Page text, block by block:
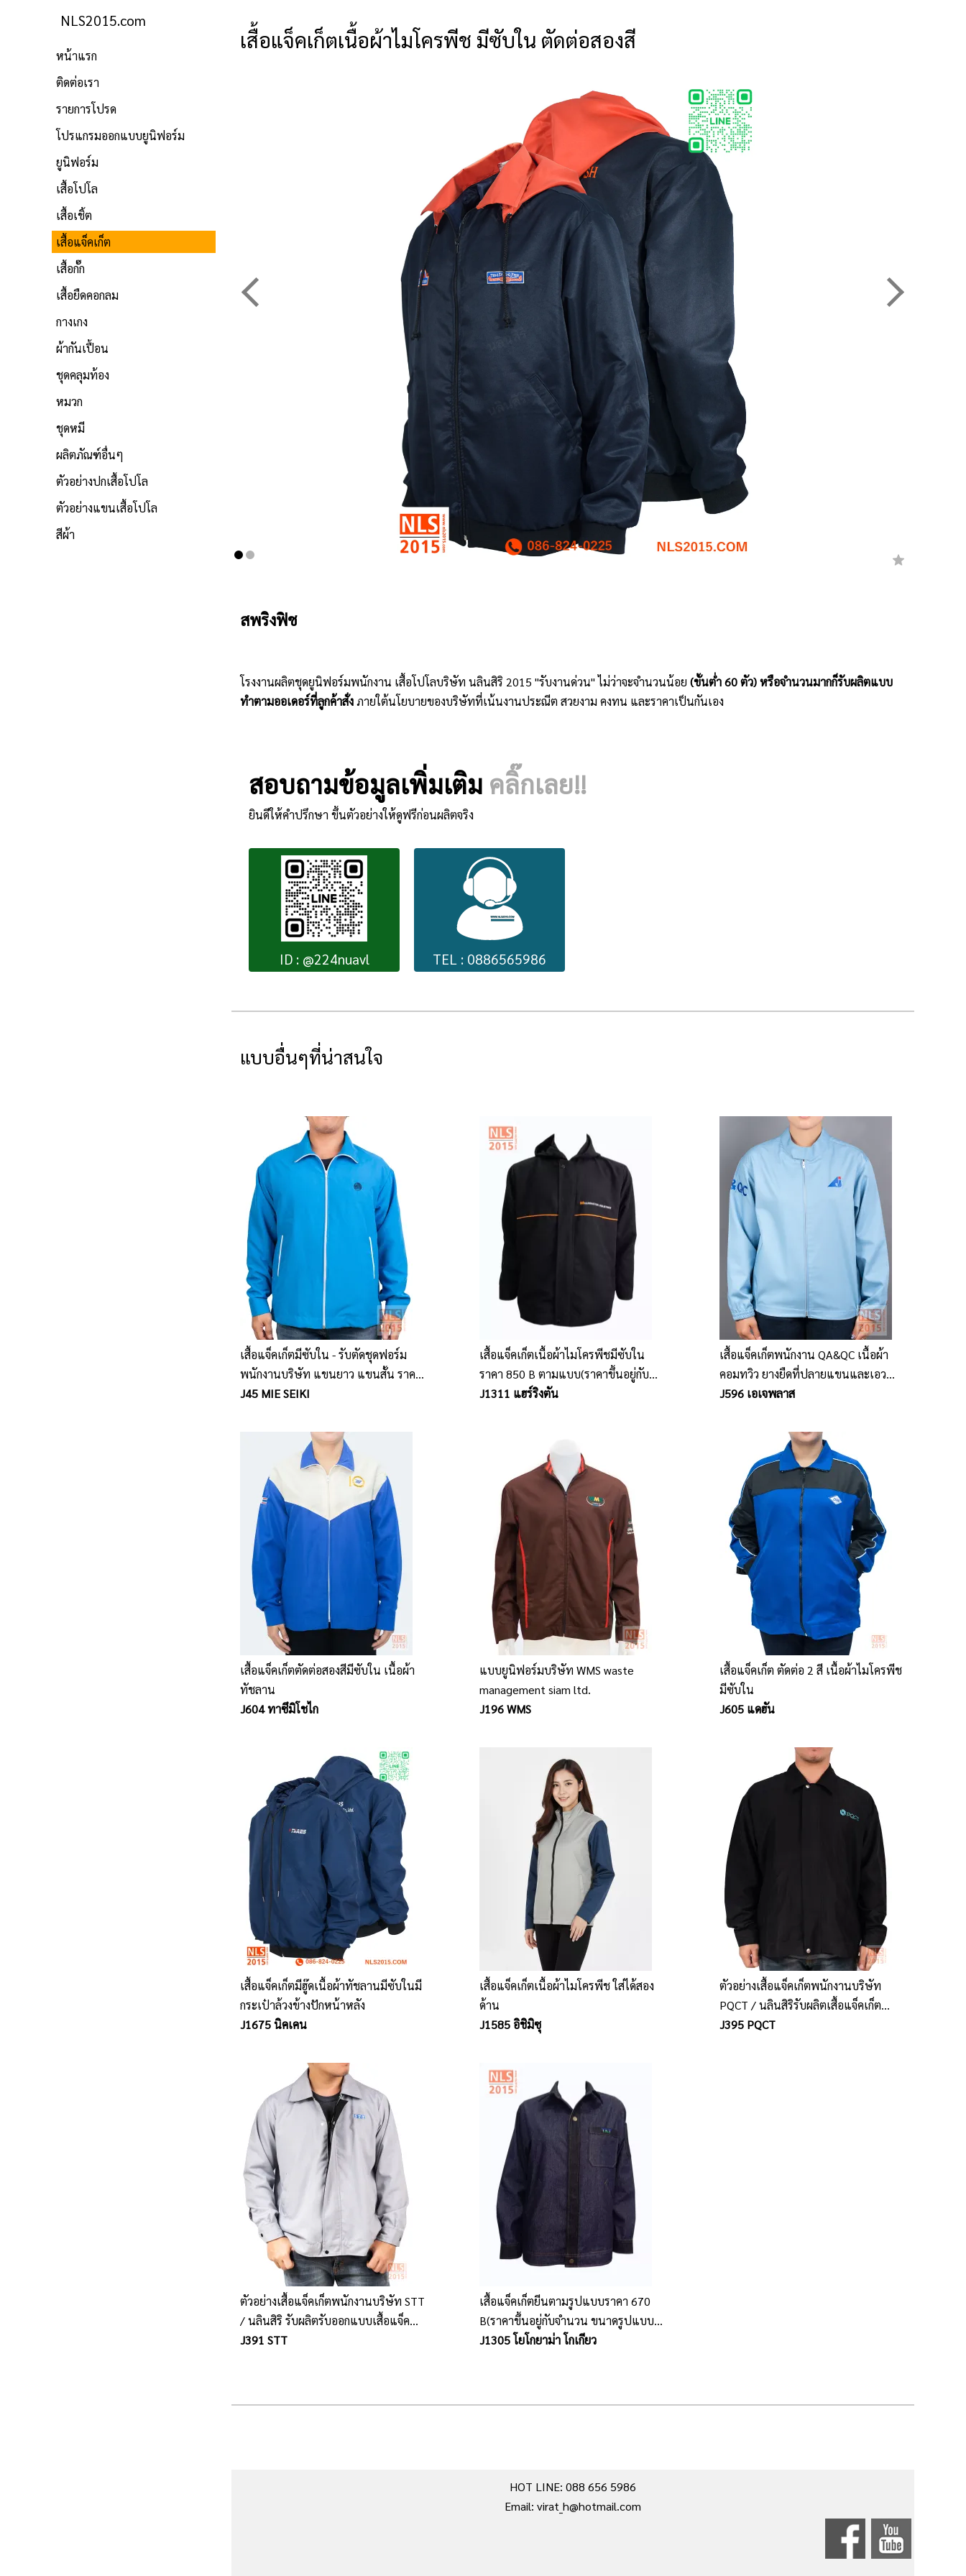
NLS2015.com
หน้าแรก
ติดต่อเรา
รายการโปรด
โปรแกรมออกแบบยูนิฟอร์ม
ยูนิฟอร์ม
เสื้อโปโล
เสื้อเชิ้ต
เสื้อแจ็คเก็ต
เสื้อกั๊ก
เสื้อยืดคอกลม
กางเกง
ผ้ากันเปื้อน
ชุดคลุมท้อง
หมวก
ชุดหมี
ผลิตภัณฑ์อื่นๆ
ตัวอย่างปกเสื้อโปโล
ตัวอย่างแขนเสื้อโปโล
สีผ้า
เสื้อแจ็คเก็ตเนื้อผ้าไมโครพีช มีซับใน ตัดต่อสองสี
สพริงฟิช
โรงงานผลิตชุดยูนิฟอร์มพนักงาน เสื้อโปโลบริษัท นลินสิริ 2015 "รับงานด่วน" ไม่ว่าจะจำนวนน้อย (ขั้นต่ำ 60 ตัว) หรือจำนวนมากก็รับผลิตแบบ
ทำตามออเดอร์ที่ลูกค้าสั่งภายใต้นโยบายของบริษัทที่เน้นงานประณีต สวยงาม คงทน และราคาเป็นกันเอง
สอบถามข้อมูลเพิ่มเติม คลิ๊กเลย!!
ยินดีให้คำปรึกษา ขึ้นตัวอย่างให้ดูฟรีก่อนผลิตจริง
ID : @224nuavl TEL : 0886565986
แบบอื่นๆที่น่าสนใจ
เสื้อแจ็คเก็ตมีซับใน - รับตัดชุดฟอร์ม
พนักงานบริษัท แขนยาว แขนสั้น ราคา
กันเอง นลินสิริ ศรีราชา
J45 MIE SEIKI
เสื้อแจ็คเก็ตเนื้อผ้าไมโครพีชมีซับใน
ราคา 850 B ตามแบบ(ราคาขึ้นอยู่กับ
จำนวน ขนาดรูปแบบ ปัก และเนื้อผ้า)
J1311 แฮร์ริงตัน
เสื้อแจ็คเก็ตพนักงาน QA&QC เนื้อผ้า
คอมทวิว ยางยืดที่ปลายแขนและเอว
บริษัท เอ.เจ.พลาสท์ จำกัด (มหาชน)
J596 เอเจพลาส
เสื้อแจ็คเก็ตตัดต่อสองสีมีซับใน เนื้อผ้า
ทัชลาน
J604 ทาซึมิโชไก
แบบยูนิฟอร์มบริษัท WMS waste
management siam ltd.
J196 WMS
เสื้อแจ็คเก็ต ตัดต่อ 2 สี เนื้อผ้าไมโครพีช
มีซับใน
J605 แดฮัน
เสื้อแจ็คเก็ตมีฮู๊ดเนื้อผ้าทัชลานมีซับในมี
กระเป๋าล้วงข้างปักหน้าหลัง
J1675 นิคเคน
เสื้อแจ็คเก็ตเนื้อผ้าไมโครพีช ใส่ได้สอง
ด้าน
J1585 อิชิมิซุ
ตัวอย่างเสื้อแจ็คเก็ตพนักงานบริษัท
PQCT / นลินสิริรับผลิตเสื้อแจ็คเก็ต
ยูนิฟอร์มพนักงาน พร้อมปักโลโก้
J395 PQCT
ตัวอย่างเสื้อแจ็คเก็ตพนักงานบริษัท STT
/ นลินสิริ รับผลิตรับออกแบบเสื้อแจ็ค
เก็ตพร้อมปักโลโก้
J391 STT
เสื้อแจ็คเก็ตยีนตามรูปแบบราคา 670
B(ราคาขึ้นอยู่กับจำนวน ขนาดรูปแบบ
ปัก และเนื้อผ้า)
J1305 โยโกยาม่า โกเกียว
HOT LINE: 088 656 5986
Email: virat_h@hotmail.com